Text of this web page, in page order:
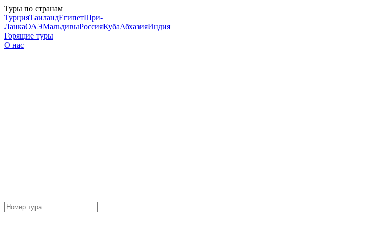
Туры по странам
ТурцияТаиландЕгипетШри-
ЛанкаОАЭМальдивыРоссияКубаАбхазияИндия
Горящие туры
О нас